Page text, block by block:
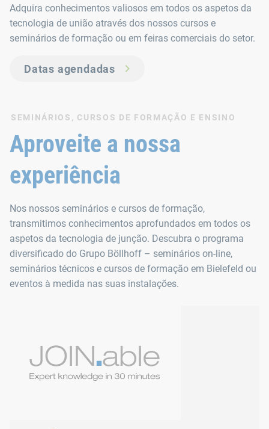
Adquira conhecimentos valiosos em todos os aspetos da
tecnologia de união através dos nossos cursos e
seminários de formação ou em feiras comerciais do setor.
Datas agendadas
SEMINÁRIOS, CURSOS DE FORMAÇÃO E ENSINO
Aproveite a nossa
experiência
Nos nossos seminários e cursos de formação,
transmitimos conhecimentos aprofundados em todos os
aspetos da tecnologia de junção. Descubra o programa
diversificado do Grupo Böllhoff – seminários on-line,
seminários técnicos e cursos de formação em Bielefeld ou
eventos à medida nas suas instalações.